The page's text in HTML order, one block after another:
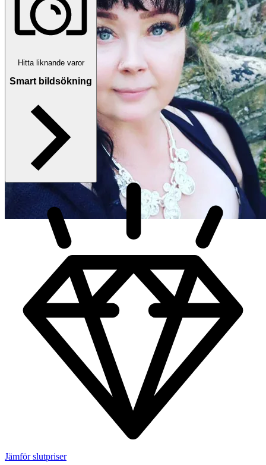
Hitta liknande varor
Smart bildsökning
Jämför slutpriser